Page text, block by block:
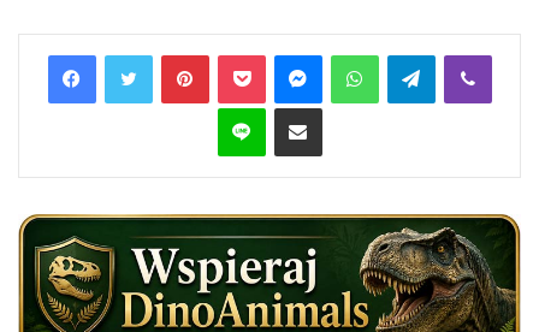
PinterestPocket MessengerWhatsAppTelegramViber
Line Share via Email